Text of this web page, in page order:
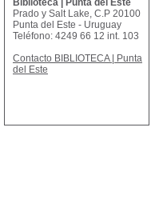
Biblioteca | Punta del Este
Prado y Salt Lake, C.P 20100
Punta del Este - Uruguay
Teléfono: 4249 66 12 int. 103
Contacto BIBLIOTECA | Punta
del Este